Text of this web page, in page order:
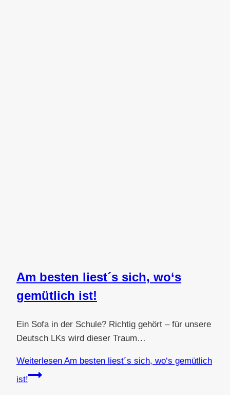
Am besten liest´s sich, wo‘s
gemütlich ist!
Ein Sofa in der Schule? Richtig gehört – für unsere
Deutsch LKs wird dieser Traum…
Weiterlesen Am besten liest´s sich, wo‘s gemütlich
ist!